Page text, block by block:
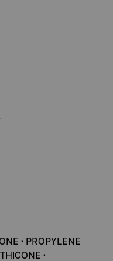
• PROPYLENE
•